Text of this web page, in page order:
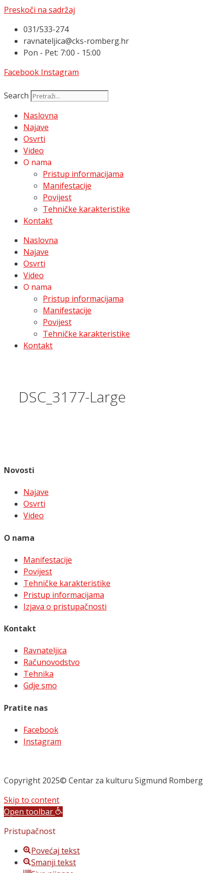
Preskoči na sadržaj
031/533-274
ravnateljica@cks-romberg.hr
Pon - Pet: 7:00 - 15:00
Facebook Instagram
Search
Naslovna
Najave
Osvrti
Video
O nama
Pristup informacijama
Manifestacije
Povijest
Tehničke karakteristike
Kontakt
Naslovna
Najave
Osvrti
Video
O nama
Pristup informacijama
Manifestacije
Povijest
Tehničke karakteristike
Kontakt
DSC_3177-Large
Novosti
Najave
Osvrti
Video
O nama
Manifestacije
Povijest
Tehničke karakteristike
Pristup informacijama
Izjava o pristupačnosti
Kontakt
Ravnateljica
Računovodstvo
Tehnika
Gdje smo
Pratite nas
Facebook
Instagram
Copyright 2025© Centar za kulturu Sigmund Romberg
Skip to content
Open toolbar
Pristupačnost
Povećaj tekst
Smanji tekst